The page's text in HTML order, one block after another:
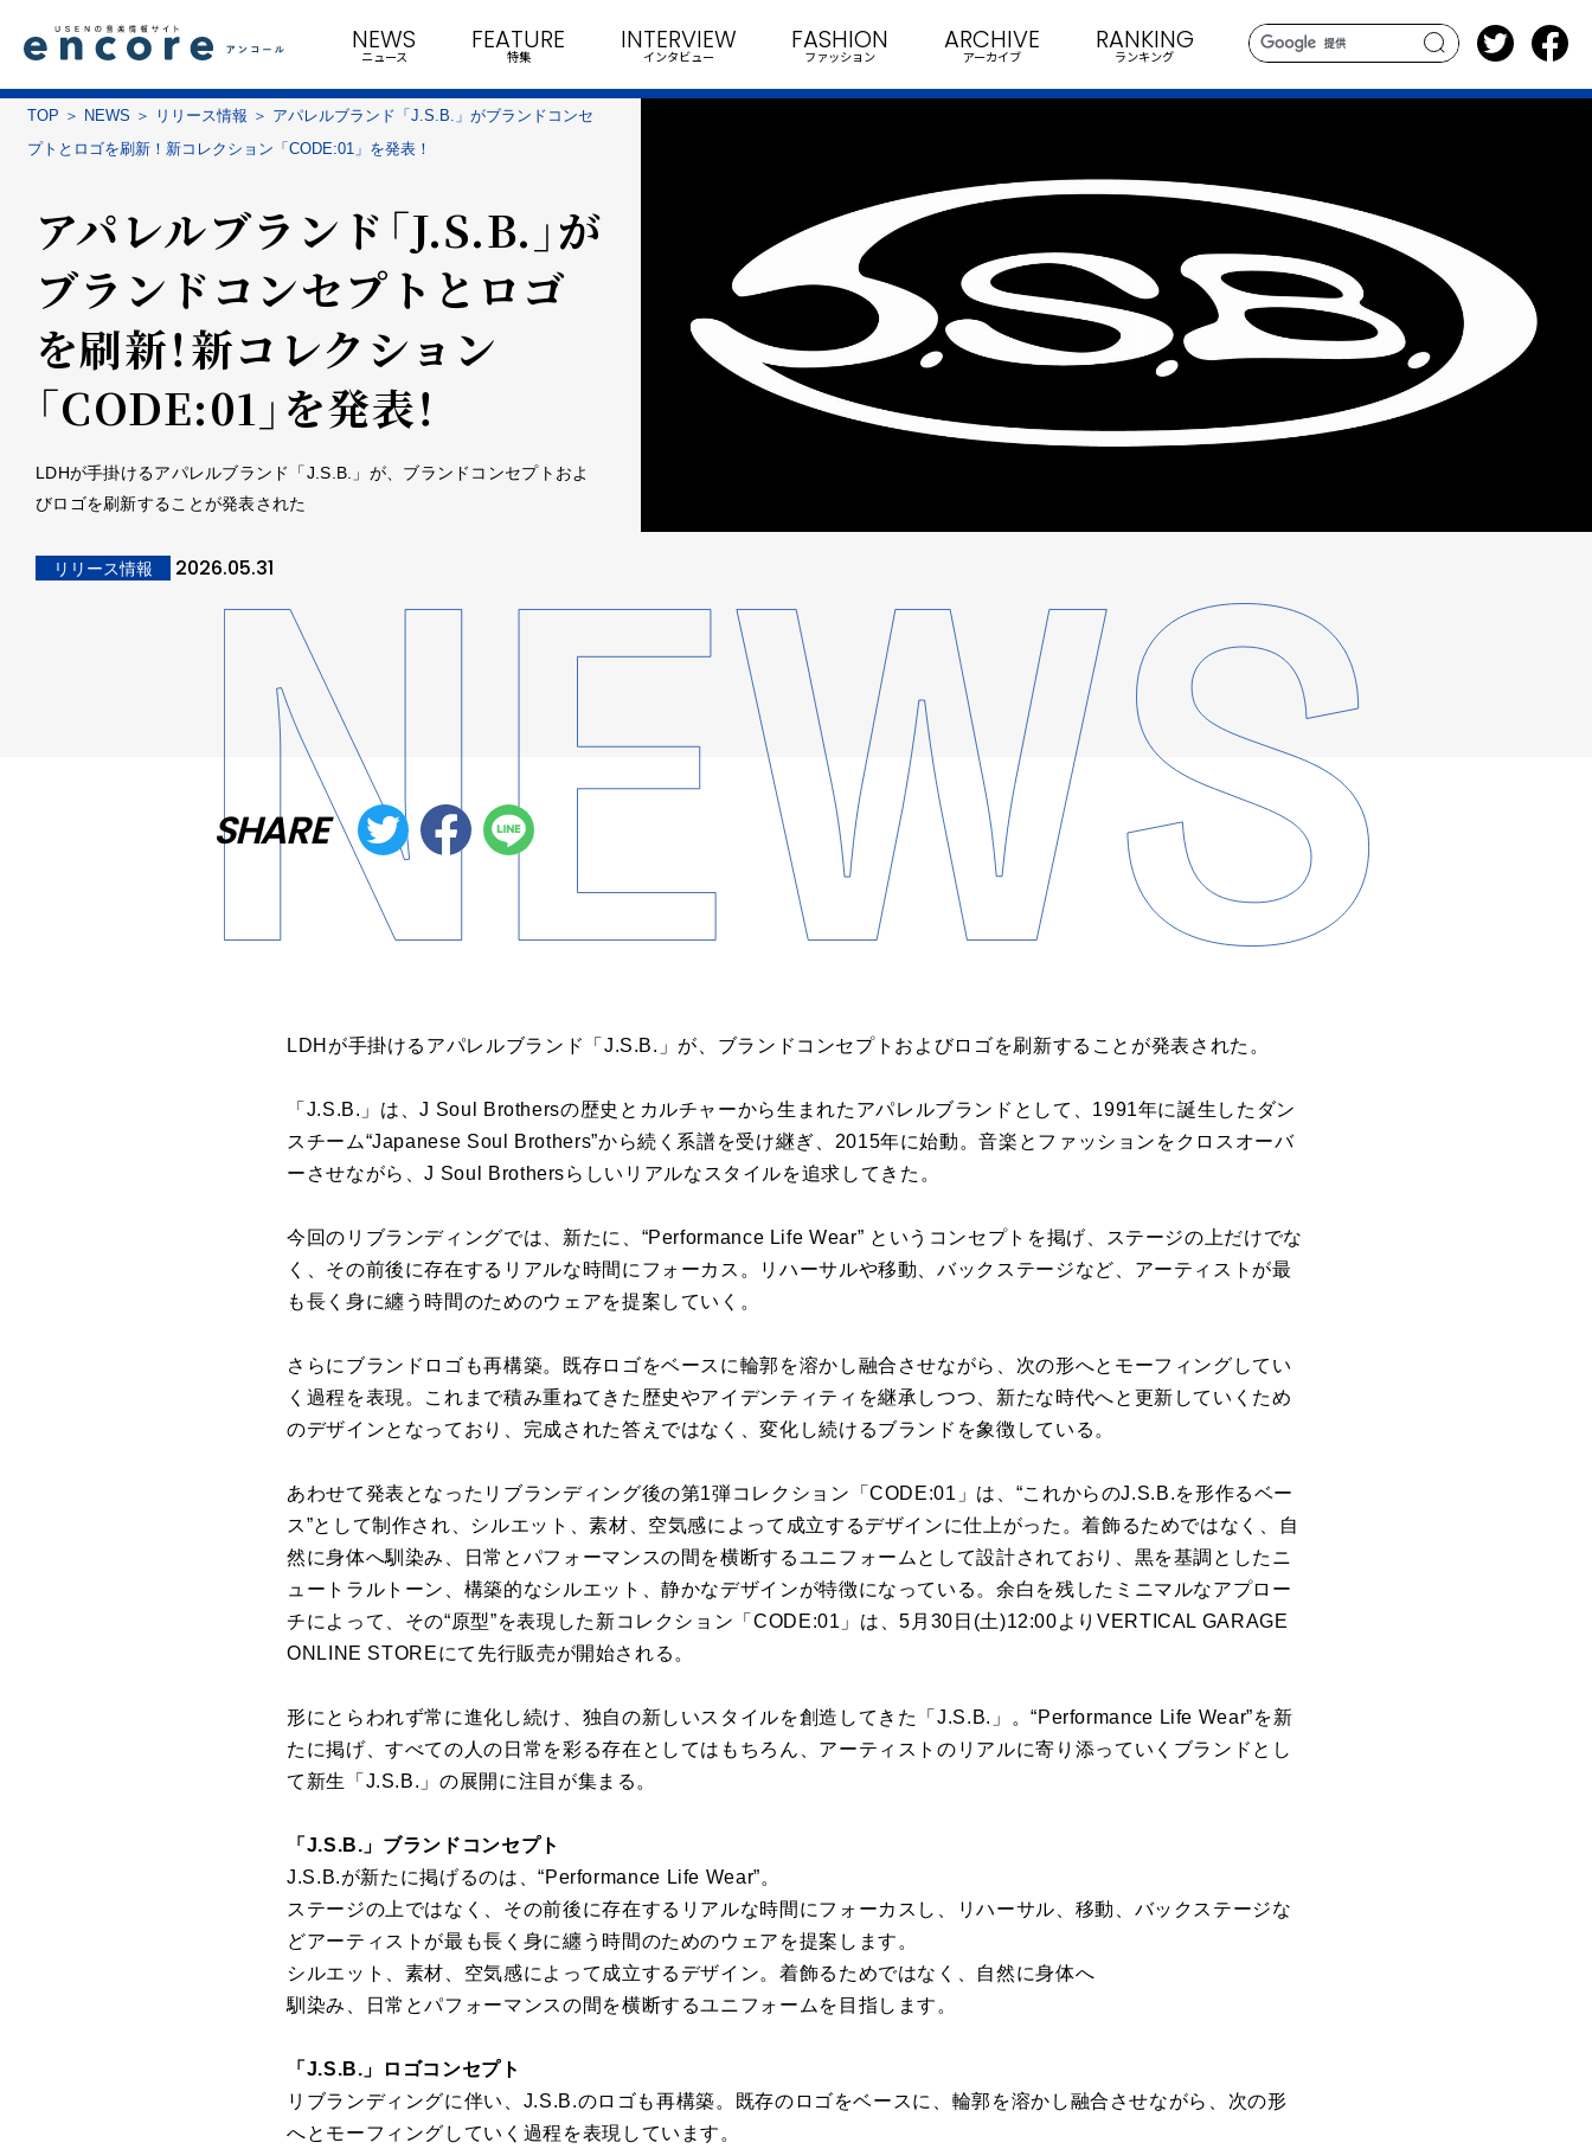
search
NEWS
ニュース
FEATURE
特集
INTERVIEW
インタビュー
FASHION
ファッション
ARCHIVE
アーカイブ
RANKING
ランキング
TOP NEWS リリース情報
アパレルブランド「J.S.B.」がブランドコンセ
プトとロゴを刷新！新コレクション「CODE:01」を発表！
アパレルブランド「J.S.B.」が
ブランドコンセプトとロゴ
を刷新！新コレクション
「CODE:01」を発表！
LDHが手掛けるアパレルブランド「J.S.B.」が、ブランドコンセプトおよ
びロゴを刷新することが発表された
リリース情報 2026.05.31
SHARE
LDHが手掛けるアパレルブランド「J.S.B.」が、ブランドコンセプトおよびロゴを刷新することが発表された。
「J.S.B.」は、J Soul Brothersの歴史とカルチャーから生まれたアパレルブランドとして、1991年に誕生したダン
スチーム“Japanese Soul Brothers”から続く系譜を受け継ぎ、2015年に始動。音楽とファッションをクロスオーバ
ーさせながら、J Soul Brothersらしいリアルなスタイルを追求してきた。
今回のリブランディングでは、新たに、“Performance Life Wear” というコンセプトを掲げ、ステージの上だけでな
く、その前後に存在するリアルな時間にフォーカス。リハーサルや移動、バックステージなど、アーティストが最
も長く身に纏う時間のためのウェアを提案していく。
さらにブランドロゴも再構築。既存ロゴをベースに輪郭を溶かし融合させながら、次の形へとモーフィングしてい
く過程を表現。これまで積み重ねてきた歴史やアイデンティティを継承しつつ、新たな時代へと更新していくため
のデザインとなっており、完成された答えではなく、変化し続けるブランドを象徴している。
あわせて発表となったリブランディング後の第1弾コレクション「CODE:01」は、“これからのJ.S.B.を形作るベー
ス”として制作され、シルエット、素材、空気感によって成立するデザインに仕上がった。着飾るためではなく、自
然に身体へ馴染み、日常とパフォーマンスの間を横断するユニフォームとして設計されており、黒を基調としたニ
ュートラルトーン、構築的なシルエット、静かなデザインが特徴になっている。余白を残したミニマルなアプロー
チによって、その“原型”を表現した新コレクション「CODE:01」は、5月30日(土)12:00よりVERTICAL GARAGE
ONLINE STOREにて先行販売が開始される。
形にとらわれず常に進化し続け、独自の新しいスタイルを創造してきた「J.S.B.」。“Performance Life Wear”を新
たに掲げ、すべての人の日常を彩る存在としてはもちろん、アーティストのリアルに寄り添っていくブランドとし
て新生「J.S.B.」の展開に注目が集まる。
「J.S.B.」ブランドコンセプト
J.S.B.が新たに掲げるのは、“Performance Life Wear”。
ステージの上ではなく、その前後に存在するリアルな時間にフォーカスし、リハーサル、移動、バックステージな
どアーティストが最も長く身に纏う時間のためのウェアを提案します。
シルエット、素材、空気感によって成立するデザイン。着飾るためではなく、自然に身体へ
馴染み、日常とパフォーマンスの間を横断するユニフォームを目指します。
「J.S.B.」ロゴコンセプト
リブランディングに伴い、J.S.B.のロゴも再構築。既存のロゴをベースに、輪郭を溶かし融合させながら、次の形
へとモーフィングしていく過程を表現しています。